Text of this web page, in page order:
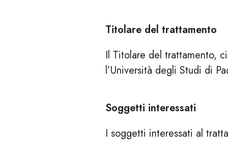
Titolare del trattamento
Il Titolare del trattamento,
l’Università degli Studi di
Soggetti interessati
I soggetti interessati al